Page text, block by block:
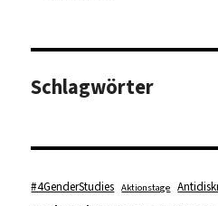
Schlagwörter
#4GenderStudies Aktionstage